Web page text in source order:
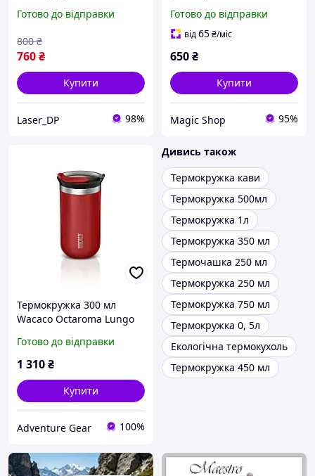
Готово до відправки
760₴
800 ₴
Купити
Laser_DP 98%
Готово до відправки
від65₴/міс
650₴
Купити
Magiс Shop 95%
Термокружка 300 мл
Wacaco Octaroma Lungo
сталь з кришкою питна
для автомобіля
Готово до відправки
1 310₴
Купити
Adventure Gear 100%
Дивись також
Термокружка кави
Термокружка 500мл
Термокружка 1л
Термокружка 350 мл
Термочашка 250 мл
Термокружка 250 мл
Термокружка 750 мл
Термокружка 0, 5л
Екологічна термокухоль
Термокружка 450 мл